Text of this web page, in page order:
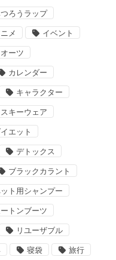
ろうラップ
メ イベント
オーツ
カレンダー
キャラクター
スキーウェア
エット
デトックス
ブラックカラント
ト用シャンプー
トンブーツ
リユーザブル
寝袋 旅行